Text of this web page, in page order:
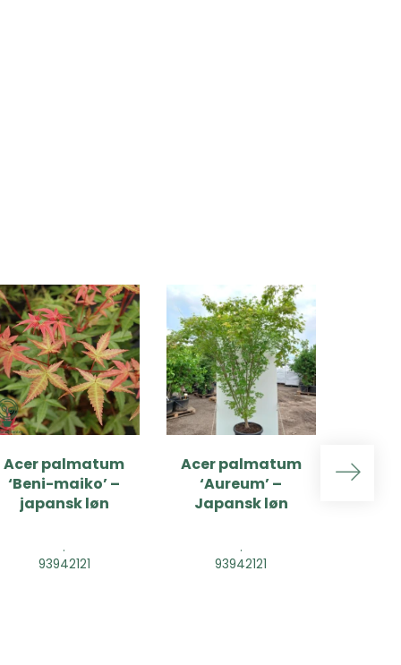
Acer palmatum
‘Beni-maiko’ –
japansk løn
.
93942121
Acer palmatum
‘Aureum’ –
Japansk løn
.
93942121